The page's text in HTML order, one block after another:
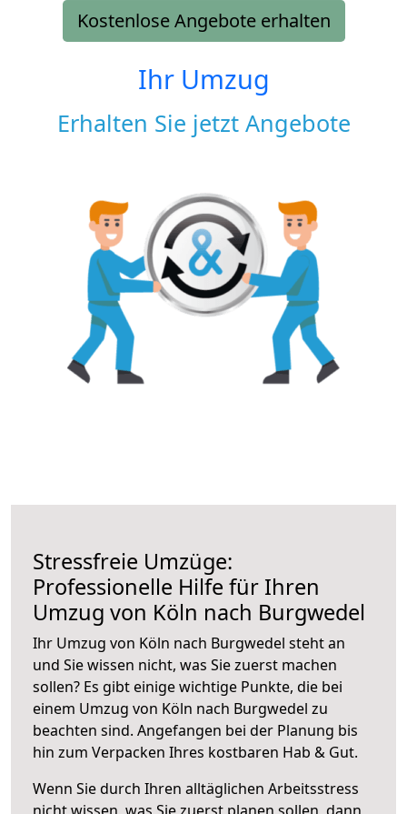
Kostenlose Angebote erhalten
Ihr Umzug
Erhalten Sie jetzt Angebote
Stressfreie Umzüge:
Professionelle Hilfe für Ihren
Umzug von Köln nach Burgwedel
Ihr Umzug von Köln nach Burgwedel steht an
und Sie wissen nicht, was Sie zuerst machen
sollen? Es gibt einige wichtige Punkte, die bei
einem Umzug von Köln nach Burgwedel zu
beachten sind. Angefangen bei der Planung bis
hin zum Verpacken Ihres kostbaren Hab & Gut.
Wenn Sie durch Ihren alltäglichen Arbeitsstress